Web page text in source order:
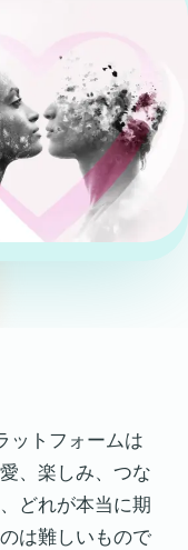
ットフォームは
、楽しみ、つな
どれが本当に期
は難しいもので